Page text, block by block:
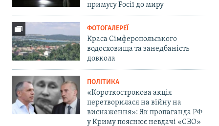
примусу Росії до миру
ФОТОГАЛЕРЕЇ
Краса Сімферопольського
водосховища та занедбаність
довкола
ПОЛІТИКА
«Короткострокова акція
перетворилася на війну на
виснаження»: Як пропаганда РФ
у Криму пояснює невдачі «СВО»